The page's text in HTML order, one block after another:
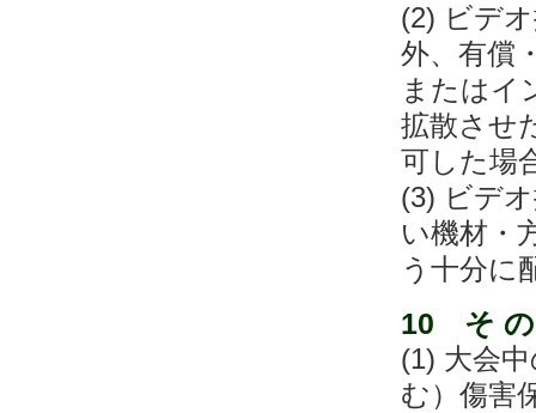
(2) ビデ
外、有償
またはイ
拡散させ
可した場
(3) ビデ
い機材・
う十分に
10 そ の
(1) 大会
む）傷害